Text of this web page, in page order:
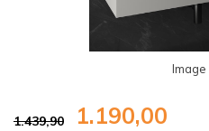
Image
1.439,90 1.190,00